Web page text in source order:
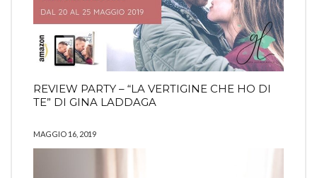
REVIEW PARTY – “LA VERTIGINE CHE HO DI
TE” DI GINA LADDAGA
MAGGIO 16, 2019